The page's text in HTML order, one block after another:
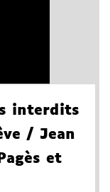
interdits
/ Jean
et